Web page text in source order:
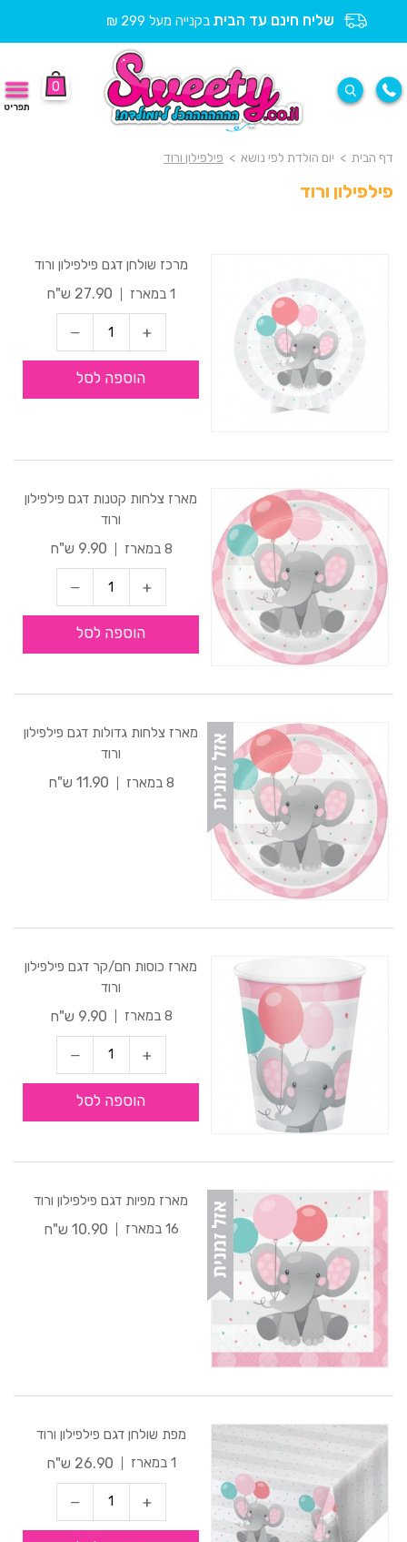
שליח חינם עד הבית בקנייה מעל 299 ₪
0
תפריט
דף הבית > יום הולדת לפי נושא > פילפילון ורוד
פילפילון ורוד
מרכז שולחן דגם פילפילון ורוד
1 במארז
27.90 ש"ח
הוספה לסל
מארז צלחות קטנות דגם פילפילון
ורוד
8 במארז
9.90 ש"ח
הוספה לסל
מארז צלחות גדולות דגם פילפילון
ורוד
8 במארז
11.90 ש"ח
מארז כוסות חם/קר דגם פילפילון
ורוד
8 במארז
9.90 ש"ח
הוספה לסל
מארז מפיות דגם פילפילון ורוד
16 במארז
10.90 ש"ח
מפת שולחן דגם פילפילון ורוד
1 במארז
26.90 ש"ח